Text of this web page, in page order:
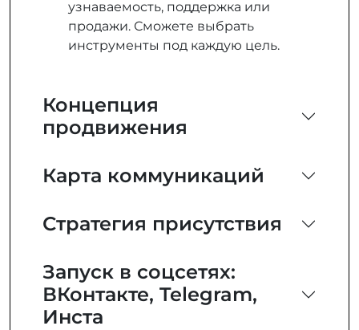
узнаваемость, поддержка или
продажи. Сможете выбрать
инструменты под каждую цель.
Концепция
продвижения
Карта коммуникаций
Стратегия присутствия
Запуск в соцсетях:
ВКонтакте, Telegram,
Инста